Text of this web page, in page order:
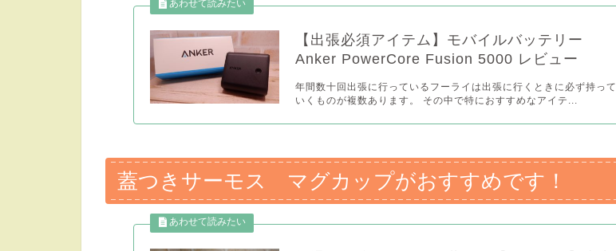
【出張必須アイテム】モバイルバッテリー
Anker PowerCore Fusion 5000 レビュー
年間数十回出張に行っているフーライは出張に行くときに必ず持って
いくものが複数あります。 その中で特におすすめなアイテ...
蓋つきサーモス マグカップがおすすめです！